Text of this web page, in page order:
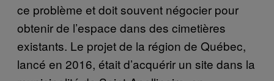
ce problème et doit souvent négocier pour
obtenir de l’espace dans des cimetières
existants. Le projet de la région de Québec,
lancé en 2016, était d’acquérir un site dans la